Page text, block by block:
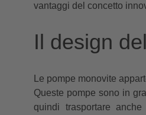
vantaggi del concetto
Il design
Le pompe monovite
Queste pompe sono in
quindi trasportare